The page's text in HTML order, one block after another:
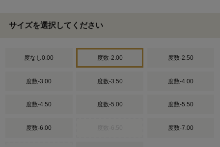
サイズを選択してください
度なし0.00 度数-2.00 度数-2.50
度数-3.00 度数-3.50 度数-4.00
度数-4.50 度数-5.00 度数-5.50
度数-6.00 度数-7.00